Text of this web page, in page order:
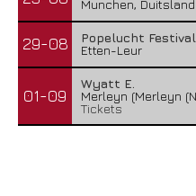
Munchen, Duitsland
29-08
Popelucht
Etten-Leur
01-09
Wyatt E.
Merleyn (Merleyn
Tickets